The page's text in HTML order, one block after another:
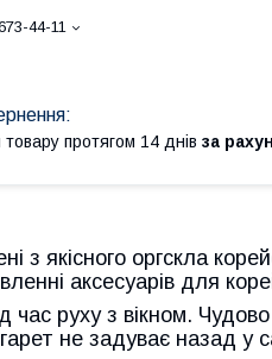
44-11
протягом 14 днів за
з якісного оргскла
аксесуарів для
час руху з вікном.
не задуває назад у